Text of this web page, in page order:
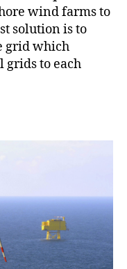
wind farms to
solution is to
grid which
to each